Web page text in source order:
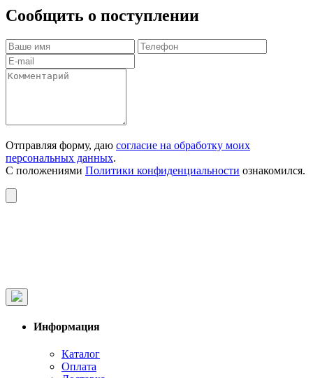
Сообщить о поступлении
Отправляя форму, даю согласие на обработку моих
персональных данных.
С положениями Политики конфиденциальности ознакомился.
Информация
Каталог
Оплата